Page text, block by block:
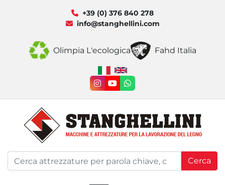
+39 (0) 376 840 278
info@stanghellini.com
Olimpia L'ecologica Fahd Italia
instagram
youtubewhatsapp
Cerca